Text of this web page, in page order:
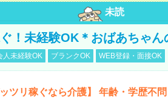
未読
！未経験OK＊おばあちゃん
人未経験OK ブランクOK WEB登録・面接OK
ッツリ稼ぐなら介護】 年齢・学歴不